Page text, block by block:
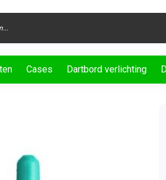
Cases Dartbord verlichting